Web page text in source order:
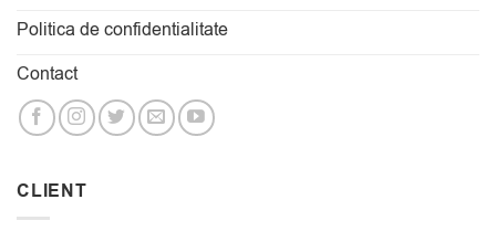
Politica de confidentialitate
Contact
CLIENT